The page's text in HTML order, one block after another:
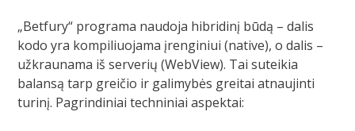
„Betfury“ programa naudoja hibridinį būdą – dalis
kodo yra kompiliuojama įrenginiui (native), o dalis –
užkraunama iš serverių (WebView). Tai suteikia
balansą tarp greičio ir galimybės greitai atnaujinti
turinį. Pagrindiniai techniniai aspektai: